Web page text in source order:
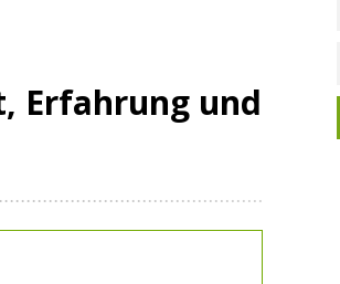
Rechtsschutzversicherung
Erfahrung und